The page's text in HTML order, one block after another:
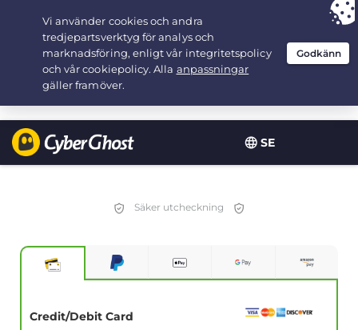
SE
Your choice:The Best Dealfor 3.3333333333333-years at $
/month
Säker utcheckning
Credit/Debit Card